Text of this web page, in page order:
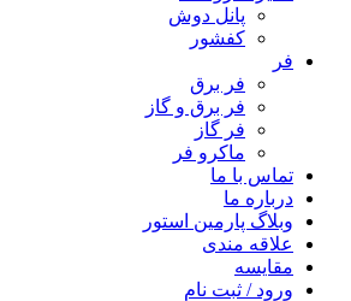
پانل دوش
کفشور
فر
فر برق
فر برق و گاز
فر گاز
ماكرو فر
تماس با ما
درباره ما
وبلاگ پارمین استور
علاقه مندی
مقایسه
ورود / ثبت نام